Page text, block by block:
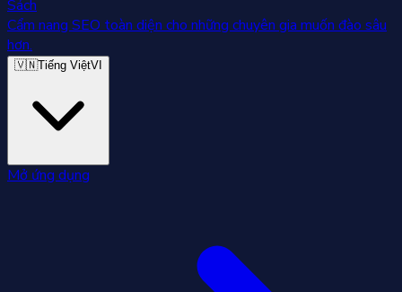
Sách
Cẩm nang SEO toàn diện cho những chuyên gia muốn đào sâu
hơn.
🇻🇳Tiếng ViệtVI
Mở ứng dụng